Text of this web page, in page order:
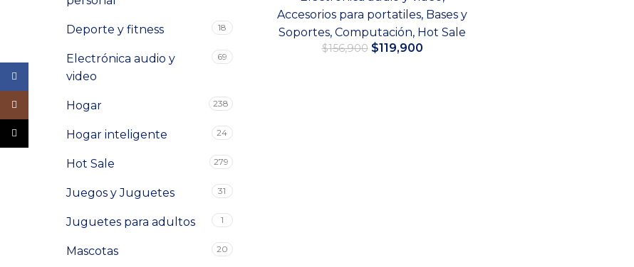
Deporte y fitness 18
Electrónica audio y
video
69
Hogar 238
Hogar inteligente 24
Hot Sale 279
Juegos y Juguetes 31
Juguetes para adultos 1
Mascotas 20
Accesorios para portatiles, Bases y
Soportes,Computación, Hot Sale
$156,900 El
$119,900El
Facebook
Instagram